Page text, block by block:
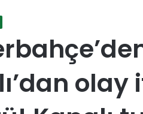
olay